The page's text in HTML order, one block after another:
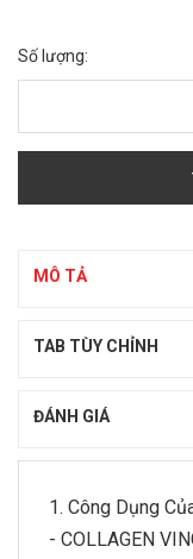
Số lượng:
MÔ TẢ
TAB TÙY CHỈNH
ĐÁNH GIÁ
1. Công Dụng
- COLLAGEN